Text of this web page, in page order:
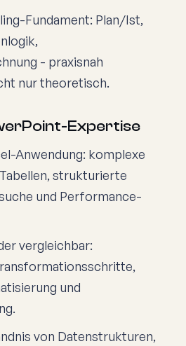
Fundament: Plan/Ist,
- praxisnah
nur theoretisch.
Expertise
Anwendung: komplexe
strukturierte
und Performance-
vergleichbar:
und
von Datenstrukturen,